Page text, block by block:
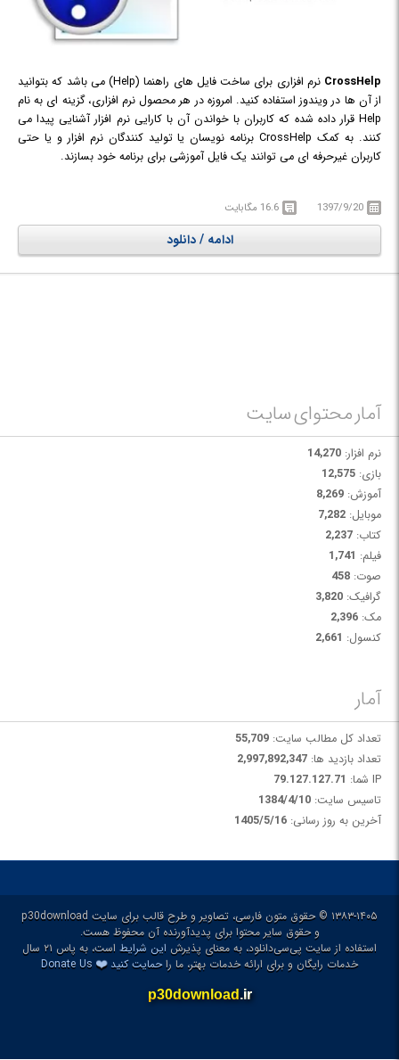
CrossHelp
نرم افزاری برای ساخت فایل های راهنما (Help) می باشد که بتوانید
از آن ها در ویندوز استفاده کنید. امروزه در هر محصول نرم افزاری، گزینه ای به نام
Help قرار داده شده که کاربران با خواندن آن با کارایی نرم افزار آشنایی پیدا می
کنند. به کمک CrossHelp برنامه نویسان یا تولید کنندگان نرم افزار و یا حتی
کاربران غیرحرفه ای می توانند یک فایل آموزشی برای برنامه خود بسازند.
HTML و تصاویر را انتخاب کنید. سپس با یک کلیک ساده آن را به یک پروژه
CrossHelp تبدیل کنید تا بتوانید به راحتی ویرایش کنید. زیرا پروژه CrossHelp
به شما امکان ویرایش فایل های HTML، نمایش درختی صفحات و تصاویر مربوط
1397/9/20 16.6 مگابایت
ادامه / دانلود
آمار محتوای سایت
نرم افزار: 14,270
بازی: 12,575
آموزش: 8,269
موبایل: 7,282
کتاب: 2,237
فیلم: 1,741
صوت: 458
گرافیک: 3,820
مک: 2,396
کنسول: 2,661
آمار
تعداد کل مطالب سایت: 55,709
تعداد بازدید ها: 2,997,892,347
IP شما:
79.127.127.71
تاسیس سایت: 1384/4/10
آخرین به روز رسانی: 1405/5/16
۱۳۸۳-۱۴۰۵ © حقوق متون فارسی، تصاویر و طرح قالب برای سایت p30download
و حقوق سایر محتوا برای پدیدآورنده آن محفوظ هست.
استفاده از سایت پی‌سی‌دانلود، به معنای پذیرش این شرایط
است، به پاس ۲۱ سال
خدمات رایگان و برای ارائه خدمات بهتر، ما راحمایت کنید❤️
p30download